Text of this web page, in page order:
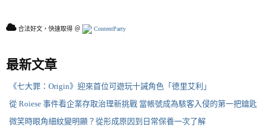
合法好文，快速取得 ＠ ContentParty
最新文章
《七大罪：Origin》迎來首位可遊玩十誡角色「德里艾利」
從 Roiese 事件看企業存取治理新挑戰 當帳號成為駭客入侵的第一把鑰匙
微笑時眼角細紋變明顯？從形成原因到日常保養一次了解